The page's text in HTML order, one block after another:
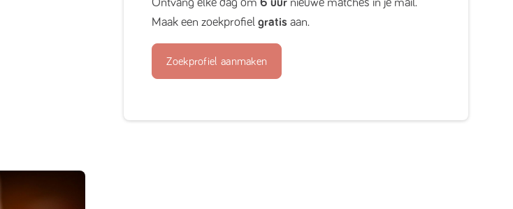
Ontvang elke dag om6 uur nieuwe matches in je mail.
Maak een zoekprofielgratis aan.
Zoekprofiel aanmaken